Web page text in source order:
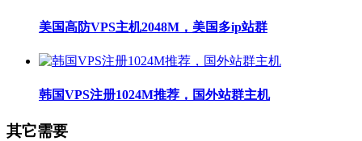
美国高防VPS主机2048M，美国多ip站群
韩国VPS注册1024M推荐，国外站群主机
其它需要